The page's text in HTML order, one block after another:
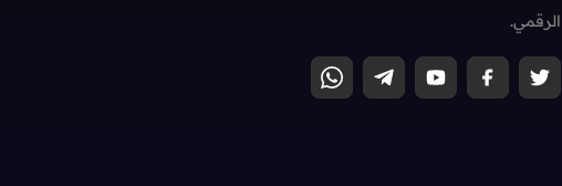
الرقمي.